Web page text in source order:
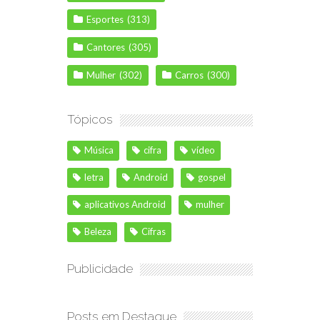
Esportes (313)
Cantores (305)
Mulher (302) Carros (300)
Tópicos
Música cifra vídeo
letra Android gospel
aplicativos Android mulher
Beleza Cifras
Publicidade
Posts em Destaque